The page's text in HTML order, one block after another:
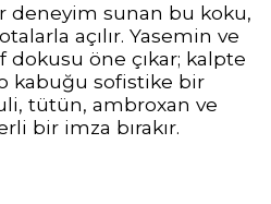
deneyim sunan bu koku,
açılır. Yasemin ve
öne çıkar; kalpte
kabuğu sofistike bir
tütün, ambroxan ve
bir imza bırakır.